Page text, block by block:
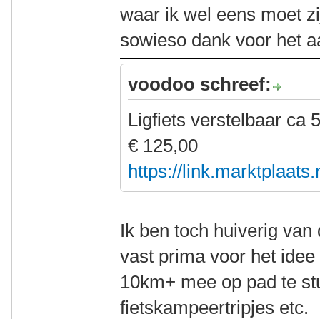
waar ik wel eens moet
sowieso dank voor het
voodoo schreef:
Ligfiets verstelbaar ca
€ 125,00
https://
Ik ben toch huiverig
vast prima voor het
10km+ mee op pad te
fietskampeertripjes etc.